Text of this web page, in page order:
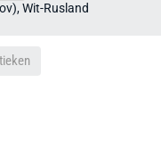
Wit-Rusland